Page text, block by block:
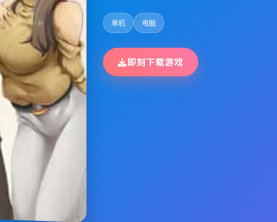
单机 电脑
即刻下载游戏